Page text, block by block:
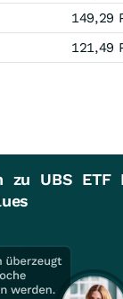
149,29
121,49
zu UBS ETF